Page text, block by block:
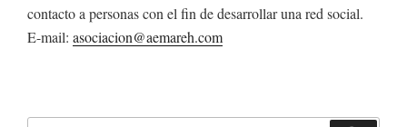
contacto a personas con el fin de desarrollar una red social.
E-mail: asociacion@aemareh.com